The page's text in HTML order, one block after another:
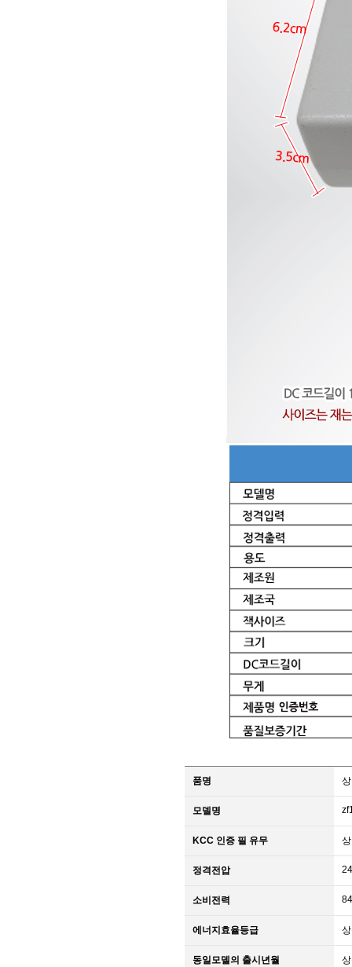
품명
모델명
KCC 인증 필 유무
정격전압
소비전력
에너지효율등급
동일모델의 출시년월